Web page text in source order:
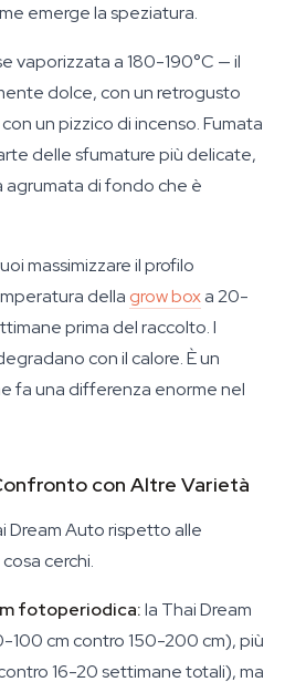
emerge la speziatura.
vaporizzata a 180-190°C — il
dolce, con un retrogusto
un pizzico di incenso. Fumata
delle sfumature più delicate,
agrumata di fondo che è
massimizzare il profilo
della grow boxa 20-
prima del raccolto. I
con il calore. È un
fa una differenza enorme nel
con Altre Varietà
Dream Auto rispetto alle
cerchi.
fotoperiodica:la Thai Dream
cm contro 150-200 cm), più
16-20 settimane totali), ma